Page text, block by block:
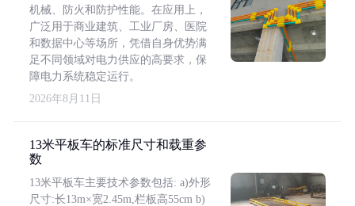
机械、防火和防护性能。在应用上，
广泛用于商业建筑、工业厂房、医院
和数据中心等场所，凭借自身优势满
足不同领域对电力供应的高要求，保
障电力系统稳定运行。
2026年8月11日
13米平板车的标准尺寸和载重参
数
13米平板车主要技术参数包括: a)外形
尺寸:长13m×宽2.45m,栏板高55cm b)